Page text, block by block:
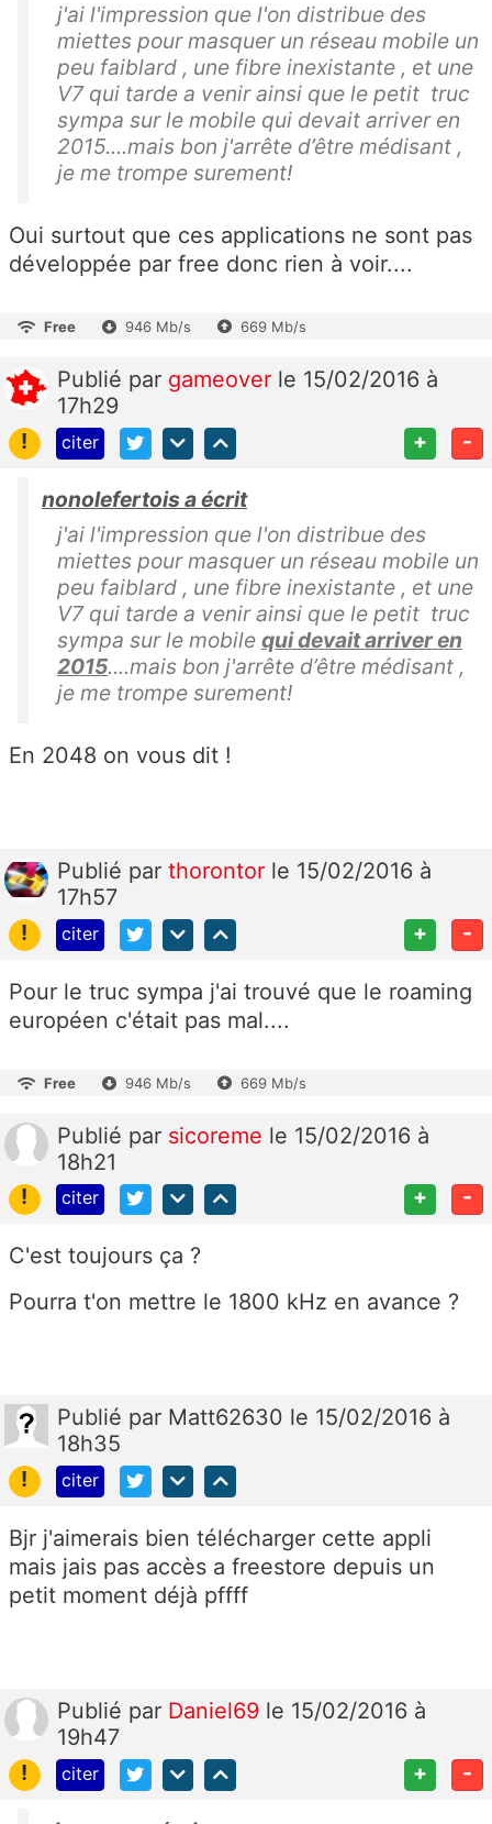
j'ai l'impression que l'on distribue des
miettes pour masquer un réseau mobile un
peu faiblard , une fibre inexistante , et une
V7 qui tarde a venir ainsi que le petit truc
sympa sur le mobile qui devait arriver en
2015....mais bon j'arrête d’être médisant ,
je me trompe surement!
Oui surtout que ces applications ne sont pas
développée par free donc rien à voir....
Free 946 Mb/s 669 Mb/s
Publié par gameover le 15/02/2016 à
17h29
!
citer + -
nonolefertois a écrit
j'ai l'impression que l'on distribue des
miettes pour masquer un réseau mobile un
peu faiblard , une fibre inexistante , et une
V7 qui tarde a venir ainsi que le petit truc
sympa sur le mobile qui devait arriver en
2015....mais bon j'arrête d’être médisant ,
je me trompe surement!
En 2048 on vous dit !
Publié par thorontor le 15/02/2016 à
17h57
!
citer + -
Pour le truc sympa j'ai trouvé que le roaming
européen c'était pas mal....
Free 946 Mb/s 669 Mb/s
Publié par sicoreme le 15/02/2016 à
18h21
!
citer + -
C'est toujours ça ?
Pourra t'on mettre le 1800 kHz en avance ?
Publié par Matt62630 le 15/02/2016 à
18h35
!
citer
Bjr j'aimerais bien télécharger cette appli
mais jais pas accès a freestore depuis un
petit moment déjà pffff
Publié par Daniel69 le 15/02/2016 à
19h47
!
citer + -